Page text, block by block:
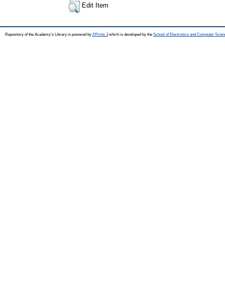
Edit Item
Repository of the Academy's Library is powered by EPrints 3which is developed by the School of Electronics and Computer